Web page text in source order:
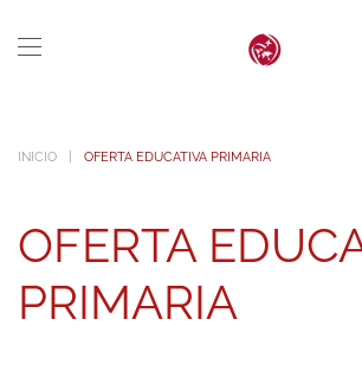
INICIO OFERTA EDUCATIVA PRIMARIA
OFERTA
PRIMARIA